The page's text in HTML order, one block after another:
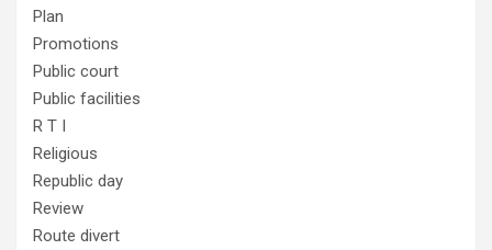
Plan
Promotions
Public court
Public facilities
R T I
Religious
Republic day
Review
Route divert